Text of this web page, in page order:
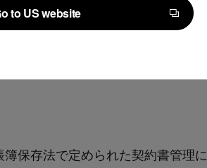
to US website
to US website
より、「LegalForceキャビネ」
は電子帳簿保存法に準拠した形
保存法で定められた契約書管理